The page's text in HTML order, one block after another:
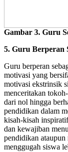
Gambar 3. Guru
5. Guru Berperan
Guru berperan
motivasi yang
motivasi ekstrinsik
menceritakan
dari nol hingga
pendidikan dalam
kisah-kisah
dan kewajiban
pendidikan ataupun
menggugah siswa